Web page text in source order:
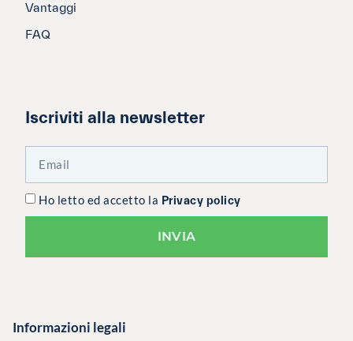
Vantaggi
FAQ
Iscriviti alla newsletter
Ho letto ed accetto la Privacy policy
INVIA
Informazioni legali